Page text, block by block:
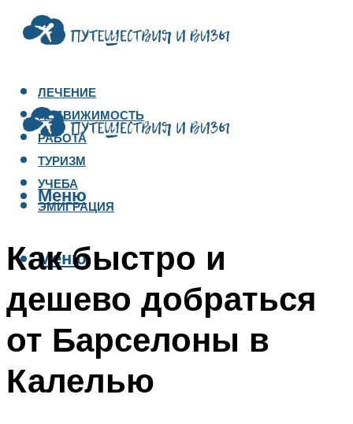
ЛЕЧЕНИЕ
НЕДВИЖИМОСТЬ
РАБОТА
ТУРИЗМ
УЧЕБА
ЭМИГРАЦИЯ
Меню
Меню
Как быстро и
дешево добраться
от Барселоны в
Калелью